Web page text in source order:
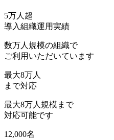
5万人超
導入組織運用実績
数万人規模の組織で
ご利用いただいています
最大8万人
まで対応
最大8万人規模まで
対応可能です
12,000名